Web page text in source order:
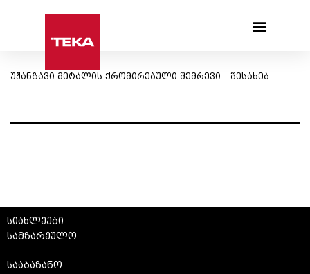
უჟანგავი მეტალის ქრომირებული შემრევი – შესახებ
სიახლეები
სამზარეულო
სააბაზანო